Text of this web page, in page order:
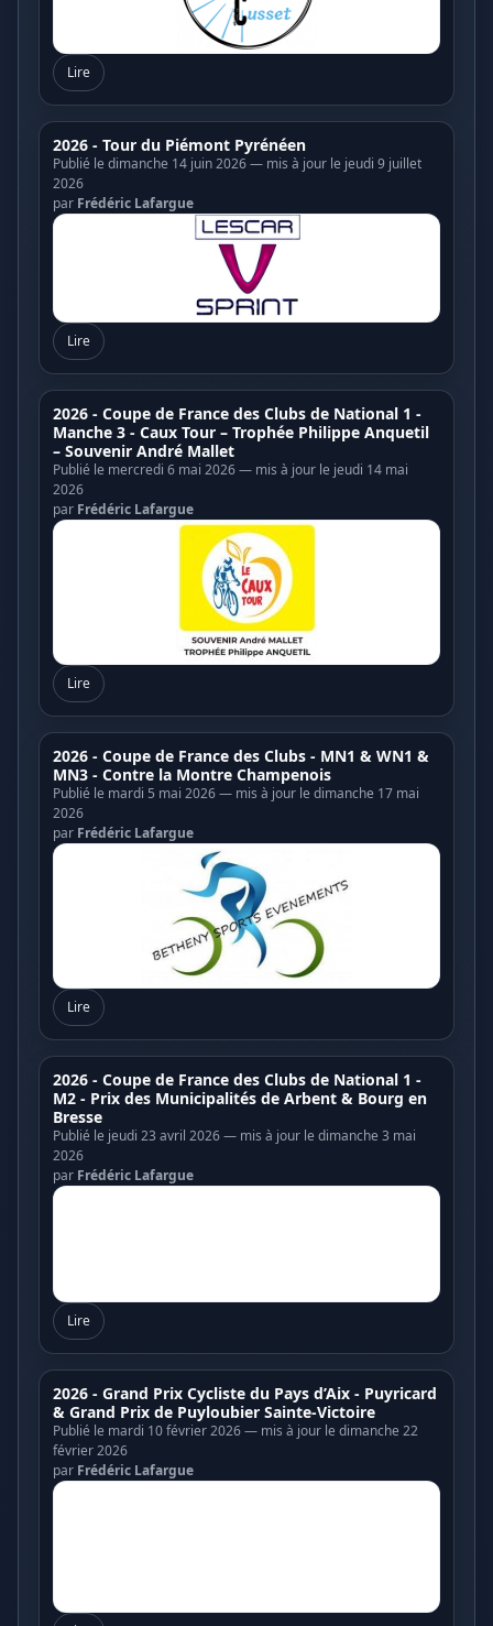
Lire
2026 - Tour du Piémont Pyrénéen
Publié le dimanche 14 juin 2026 — mis à jour le jeudi 9 juillet
2026
par Frédéric Lafargue
Lire
2026 - Coupe de France des Clubs de National 1 -
Manche 3 - Caux Tour – Trophée Philippe Anquetil
– Souvenir André Mallet
Publié le mercredi 6 mai 2026 — mis à jour le jeudi 14 mai
2026
par Frédéric Lafargue
Lire
2026 - Coupe de France des Clubs - MN1 & WN1 &
MN3 - Contre la Montre Champenois
Publié le mardi 5 mai 2026 — mis à jour le dimanche 17 mai
2026
par Frédéric Lafargue
Lire
2026 - Coupe de France des Clubs de National 1 -
M2 - Prix des Municipalités de Arbent & Bourg en
Bresse
Publié le jeudi 23 avril 2026 — mis à jour le dimanche 3 mai
2026
par Frédéric Lafargue
Lire
2026 - Grand Prix Cycliste du Pays d’Aix - Puyricard
& Grand Prix de Puyloubier Sainte-Victoire
Publié le mardi 10 février 2026 — mis à jour le dimanche 22
février 2026
par Frédéric Lafargue